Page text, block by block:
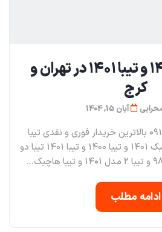
خریدار تیبا ۱۴۰۰ و تیبا ۱۴۰۱ در تهران و
کرج
آبان 15, 1404
خریدار تیبا ۰۹۱۲۱۲۴۴۱۰۵ بالاترین خریدار فوری و نقدی تیبا
صندوقدار ۱۴۰۰ تیبا هاچبک ۱۴۰۱ و تیبا ۱۴۰۰ و تیبا ۱۴۰۱ تیبا دو
ادامه مطلب